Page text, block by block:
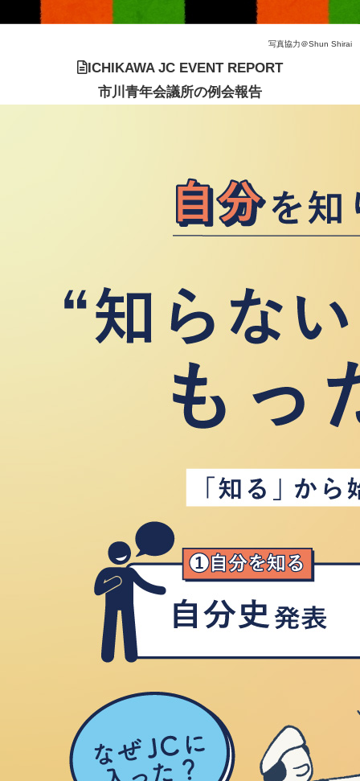
写真協力＠Shun Shirai
ICHIKAWA JC EVENT REPORT
市川青年会議所の例会報告